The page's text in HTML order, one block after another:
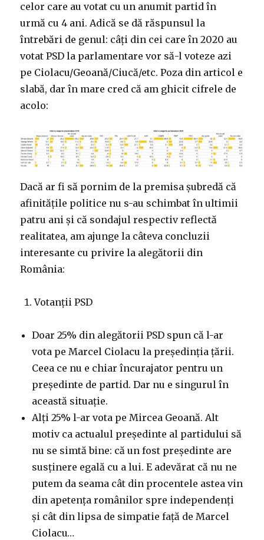
celor care au votat cu un anumit partid în
urmă cu 4 ani. Adică se dă răspunsul la
întrebări de genul: câți din cei care în 2020 au
votat PSD la parlamentare vor să-l voteze azi
pe Ciolacu/Geoană/Ciucă/etc. Poza din articol e
slabă, dar în mare cred că am ghicit cifrele de
acolo:
Dacă ar fi să pornim de la premisa șubredă că
afinitățile politice nu s-au schimbat în ultimii
patru ani și că sondajul respectiv reflectă
realitatea, am ajunge la câteva concluzii
interesante cu privire la alegătorii din
România:
Votanții PSD
Doar 25% din alegătorii PSD spun că l-ar
vota pe Marcel Ciolacu la președinția țării.
Ceea ce nu e chiar încurajator pentru un
președinte de partid. Dar nu e singurul în
această situație.
Alți 25% l-ar vota pe Mircea Geoană. Alt
motiv ca actualul președinte al partidului să
nu se simtă bine: că un fost președinte are
susținere egală cu a lui. E adevărat că nu ne
putem da seama cât din procentele astea vin
din apetența românilor spre independenți
și cât din lipsa de simpatie față de Marcel
Ciolacu…